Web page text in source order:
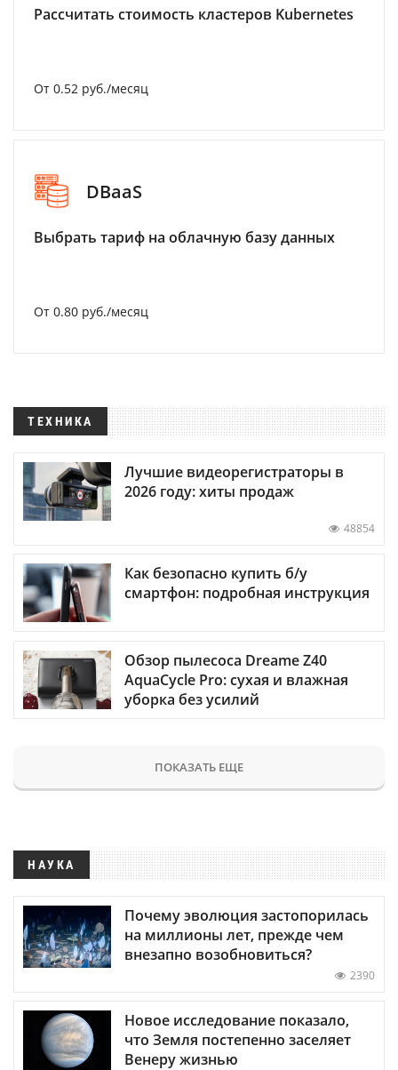
Рассчитать стоимость кластеров Kubernetes
От 0.52 руб./месяц
DBaaS
Выбрать тариф на облачную базу данных
От 0.80 руб./месяц
ТЕХНИКА
Лучшие видеорегистраторы в
2026 году: хиты продаж
48854
Как безопасно купить б/у
смартфон: подробная инструкция
Обзор пылесоса Dreame Z40
AquaCycle Pro: сухая и влажная
уборка без усилий
ПОКАЗАТЬ ЕЩЕ
НАУКА
Почему эволюция застопорилась
на миллионы лет, прежде чем
внезапно возобновиться?
2390
Новое исследование показало,
что Земля постепенно заселяет
Венеру жизнью